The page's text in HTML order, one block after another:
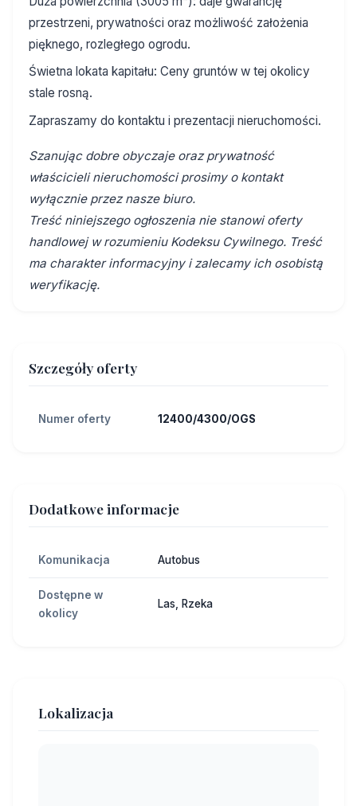
przestrzeni, prywatności oraz możliwość założenia
pięknego, rozległego ogrodu.
Świetna lokata kapitału: Ceny gruntów w tej okolicy
stale rosną.
Zapraszamy do kontaktu i prezentacji nieruchomości.
Szanując dobre obyczaje oraz prywatność
właścicieli nieruchomości prosimy o kontakt
wyłącznie przez nasze biuro.
Treść niniejszego ogłoszenia nie stanowi oferty
handlowej w rozumieniu Kodeksu Cywilnego. Treść
ma charakter informacyjny i zalecamy ich osobistą
weryfikację.
Szczegóły oferty
Numer oferty 12400/4300/OGS
Dodatkowe informacje
Komunikacja Autobus
Dostępne w
okolicy
Las, Rzeka
Lokalizacja